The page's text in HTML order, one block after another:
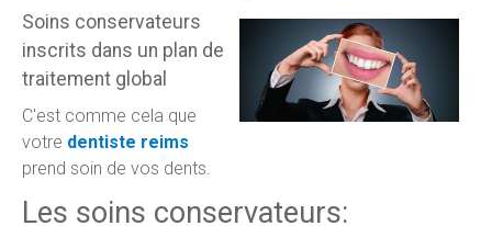
Soins conservateurs
inscrits dans un plan de
traitement global
C'est comme cela que
votre dentiste reims
prend soin de vos dents.
Les soins conservateurs: